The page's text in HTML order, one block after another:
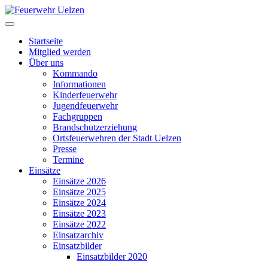
Startseite
Mitglied werden
Über uns
Kommando
Informationen
Kinderfeuerwehr
Jugendfeuerwehr
Fachgruppen
Brandschutzerziehung
Ortsfeuerwehren der Stadt Uelzen
Presse
Termine
Einsätze
Einsätze 2026
Einsätze 2025
Einsätze 2024
Einsätze 2023
Einsätze 2022
Einsatzarchiv
Einsatzbilder
Einsatzbilder 2020